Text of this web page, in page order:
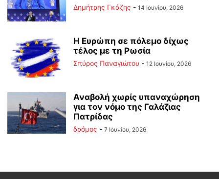
Δημήτρης Γκάζης - 14 Ιουνίου, 2026
Η Ευρώπη σε πόλεμο δίχως
τέλος με τη Ρωσία
Σπύρος Παναγιώτου - 12 Ιουνίου, 2026
Αναβολή χωρίς υπαναχώρηση
για τον νόμο της Γαλάζιας
Πατρίδας
δρόμος - 7 Ιουνίου, 2026